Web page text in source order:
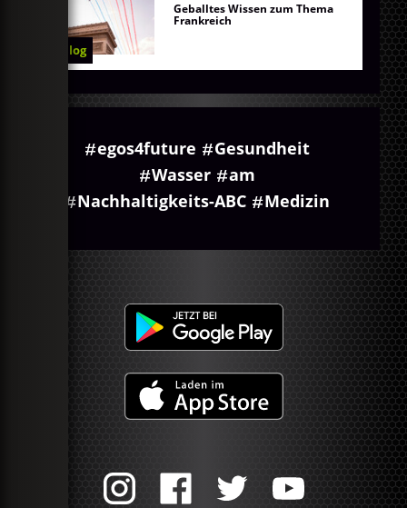
Blog
Geballtes Wissen zum Thema
Frankreich
egos4future
Gesundheit
Wasser
am
Nachhaltigkeits-ABC
Medizin